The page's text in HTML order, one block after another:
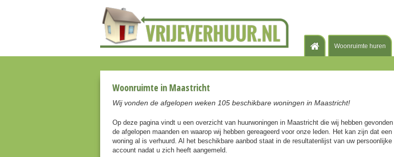
Woonruimte huren
Woonruimte in Maastricht
Wij vonden de afgelopen weken 105 beschikbare woningen in Maastricht!
Op deze pagina vindt u een overzicht van huurwoningen in Maastricht die wij hebben gevonden
de afgelopen maanden en waarop wij hebben gereageerd voor onze leden. Het kan zijn dat een
woning al is verhuurd. Al het beschikbare aanbod staat in de resultatenlijst van uw persoonlijke
account nadat u zich heeft aangemeld.